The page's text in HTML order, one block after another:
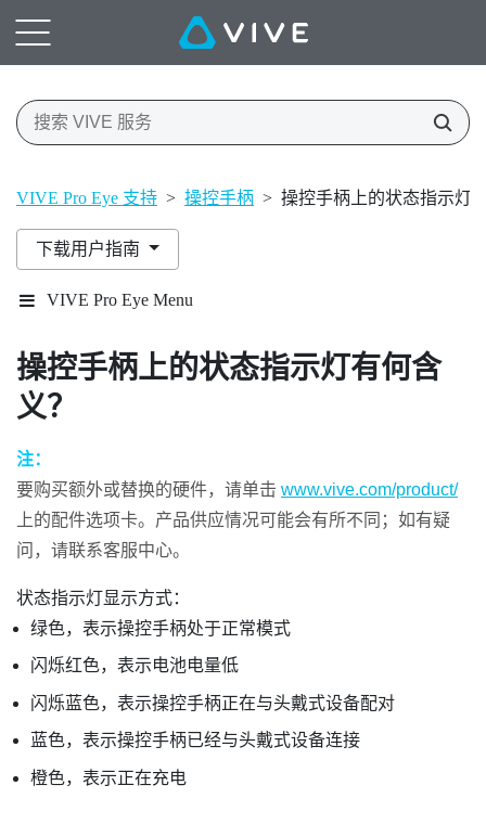
VIVE Pro Eye 支持 > 操控手柄 > 操控手柄上的状态指示灯
下载用户指南
VIVE Pro Eye Menu
操控手柄上的状态指示灯有何含
义？
注：
要购买额外或替换的硬件，请单击 www.vive.com/product/
上的配件选项卡。产品供应情况可能会有所不同；如有疑
问，请联系客服中心。
状态指示灯显示方式：
绿色，表示操控手柄处于正常模式
闪烁红色，表示电池电量低
闪烁蓝色，表示操控手柄正在与头戴式设备配对
蓝色，表示操控手柄已经与头戴式设备连接
橙色，表示正在充电